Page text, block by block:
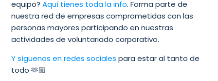
equipo? Aquí tienes toda la info. Forma parte de
nuestra red de empresas comprometidas con las
personas mayores participando en nuestras
actividades de voluntariado corporativo.
Y síguenos en redes sociales para estar al tanto de
todo 🫶🏼